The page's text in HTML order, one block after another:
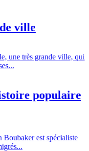
ville
une très grande ville, qui
populaire
est spécialiste